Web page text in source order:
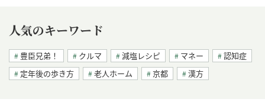
人気のキーワード
豊臣兄弟！ クルマ 減塩レシピ マネー
認知症
定年後の歩き方
老人ホーム 京都 漢方